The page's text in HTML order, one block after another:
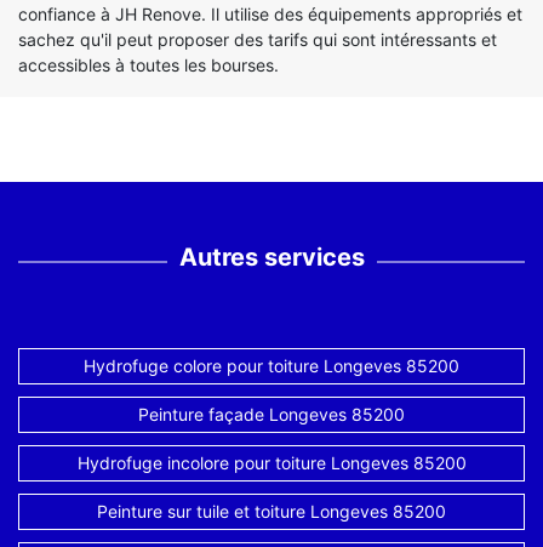
confiance à JH Renove. Il utilise des équipements appropriés et
sachez qu'il peut proposer des tarifs qui sont intéressants et
accessibles à toutes les bourses.
Autres services
Hydrofuge colore pour toiture Longeves 85200
Peinture façade Longeves 85200
Hydrofuge incolore pour toiture Longeves 85200
Peinture sur tuile et toiture Longeves 85200